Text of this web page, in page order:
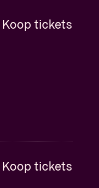
Koop tickets
Koop tickets